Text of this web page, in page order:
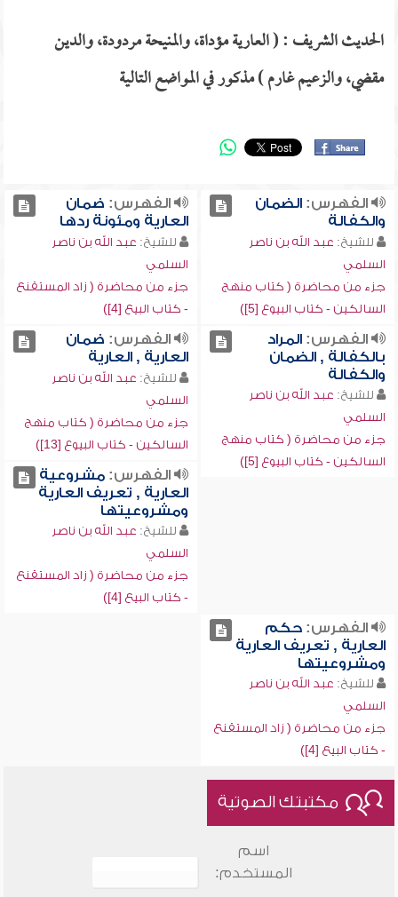
الحديث الشريف : ( العارية مؤداة، والمنيحة مردودة، والدين
مقضي، والزعيم غارم ) مذكور في المواضع التالية
الفهرس:الضمان
والكفالة
للشيخ: عبد الله بن ناصر
السلمي
جزء من محاضرة ( كتاب منهج
السالكين - كتاب البيوع [5])
الفهرس: ضمان
العارية ومئونة ردها
للشيخ: عبد الله بن ناصر
السلمي
جزء من محاضرة ( زاد المستقنع
- كتاب البيع [4])
الفهرس:المراد
بالكفالة , الضمان
والكفالة
للشيخ: عبد الله بن ناصر
السلمي
جزء من محاضرة ( كتاب منهج
السالكين - كتاب البيوع [5])
الفهرس: ضمان
العارية , العارية
للشيخ: عبد الله بن ناصر
السلمي
جزء من محاضرة ( كتاب منهج
السالكين - كتاب البيوع [13])
الفهرس:مشروعية
العارية , تعريف العارية
ومشروعيتها
للشيخ: عبد الله بن ناصر
السلمي
جزء من محاضرة ( زاد المستقنع
- كتاب البيع [4])
الفهرس:حكم
العارية , تعريف العارية
ومشروعيتها
للشيخ: عبد الله بن ناصر
السلمي
جزء من محاضرة ( زاد المستقنع
- كتاب البيع [4])
مكتبتك الصوتية
اسم
المستخدم: